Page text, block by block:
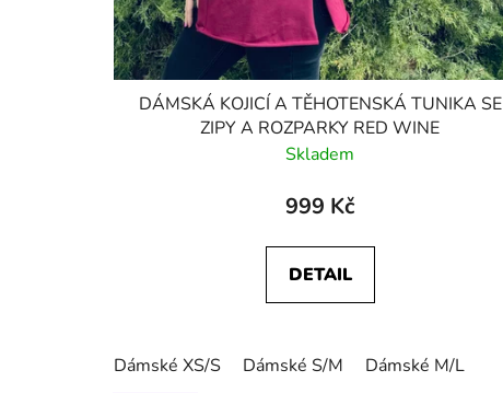
DÁMSKÁ KOJICÍ A TĚHOTENSKÁ TUNIKA SE
ZIPY A ROZPARKY RED WINE
Skladem
999 Kč
DETAIL
Dámské XS/S Dámské S/M Dámské M/L